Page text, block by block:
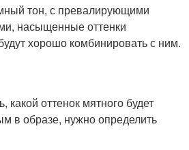
тон, с превалирующими
насыщенные оттенки
хорошо комбинировать с ним.
какой оттенок мятного будет
в образе, нужно определить